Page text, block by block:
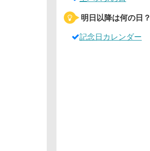
明日以降は何の日？
記念日カレンダー